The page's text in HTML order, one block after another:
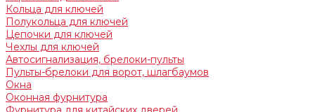
Кольца для ключей
Полукольца для ключей
Цепочки для ключей
Чехлы для ключей
Автосигнализация, брелоки-пульты
Пульты-брелоки для ворот, шлагбаумов
Окна
Оконная фурнитура